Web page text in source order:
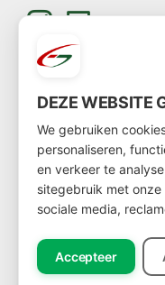
KLANT
Wil je klant worden?
DEZE WEBSITE
We gebruiken
personaliseren,
en verkeer te
sitegebruik met
sociale media,
Accepteer